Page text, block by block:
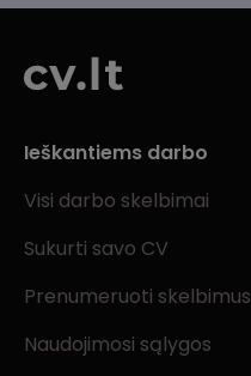
Ieškantiems darbo
Visi darbo skelbimai
Sukurti savo CV
Prenumeruoti skelbimus
Naudojimosi sąlygos